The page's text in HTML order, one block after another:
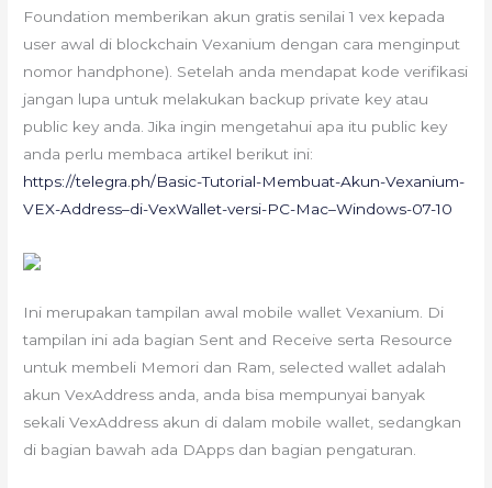
Foundation memberikan akun gratis senilai 1 vex kepada
user awal di blockchain Vexanium dengan cara menginput
nomor handphone). Setelah anda mendapat kode verifikasi
jangan lupa untuk melakukan backup private key atau
public key anda. Jika ingin mengetahui apa itu public key
anda perlu membaca artikel berikut ini:
https://telegra.ph/Basic-Tutorial-Membuat-Akun-Vexanium-
VEX-Address–di-VexWallet-versi-PC-Mac–Windows-07-10
Ini merupakan tampilan awal mobile wallet Vexanium. Di
tampilan ini ada bagian Sent and Receive serta Resource
untuk membeli Memori dan Ram, selected wallet adalah
akun VexAddress anda, anda bisa mempunyai banyak
sekali VexAddress akun di dalam mobile wallet, sedangkan
di bagian bawah ada DApps dan bagian pengaturan.